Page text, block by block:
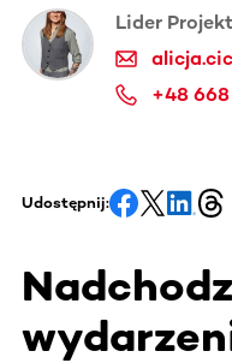
Lider
+48 668
Udostępnij: